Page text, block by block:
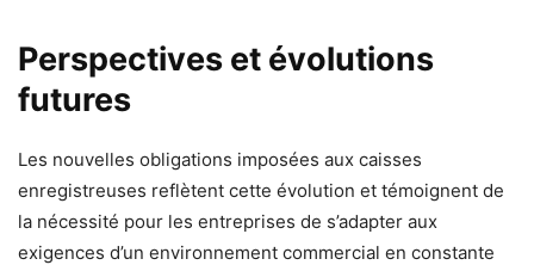
Perspectives et évolutions
futures
Les nouvelles obligations imposées aux caisses
enregistreuses reflètent cette évolution et témoignent de
la nécessité pour les entreprises de s’adapter aux
exigences d’un environnement commercial en constante